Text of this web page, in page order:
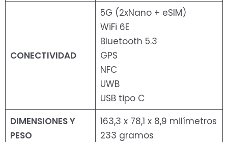
CONECTIVIDAD
5G (2xNano + eSIM)
WiFi 6E
Bluetooth 5.3
GPS
NFC
UWB
USB tipo C
DIMENSIONES Y
PESO
163,3 x 78,1 x 8,9 milímetros
233 gramos